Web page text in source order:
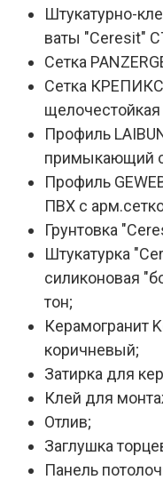
Штукатурно-
ваты "Ceresit"
Сетка
Сетка
щелочестойкая
Профиль
примыкающий
Профиль
ПВХ с
Грунтовка
Штукатурка
силиконовая
тон;
Керамогранит
коричневый;
Затирка для
Клей для
Отлив;
Заглушка
Панель